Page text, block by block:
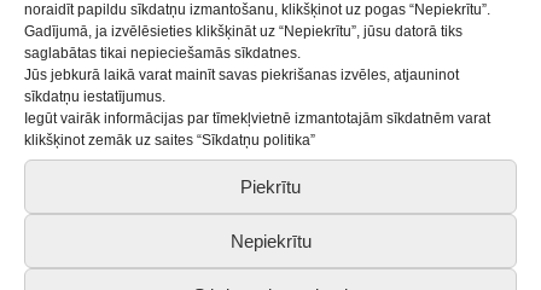
noraidīt papildu sīkdatņu izmantošanu, klikšķinot uz pogas “Nepiekrītu”.
Gadījumā, ja izvēlēsieties klikšķināt uz “Nepiekrītu”, jūsu datorā tiks
saglabātas tikai nepieciešamās sīkdatnes.
Jūs jebkurā laikā varat mainīt savas piekrišanas izvēles, atjauninot
sīkdatņu iestatījumus.
Iegūt vairāk informācijas par tīmekļvietnē izmantotajām sīkdatnēm varat
klikšķinot zemāk uz saites “Sīkdatņu politika”
Piekrītu
Nepiekrītu
PII ”Īkstīte” Bērnu ansamblis
Ir sasniegts pulciņa MAKSIMĀLAIS dalībnieku
skaits!